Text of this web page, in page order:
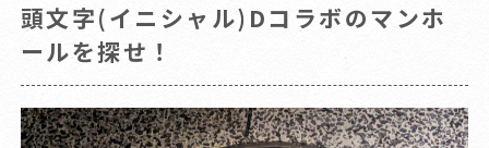
頭文字(イニシャル)Dコラボのマンホ
ールを探せ！